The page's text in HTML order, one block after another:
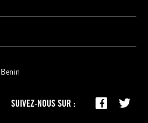
SUIVEZ-NOUS SUR :